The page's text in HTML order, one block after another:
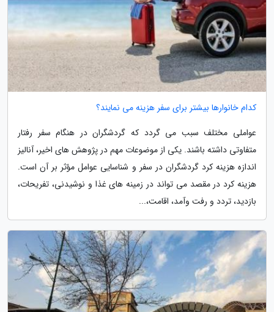
کدام خانوارها بیشتر برای سفر هزینه می نمایند؟
عواملی مختلف سبب می گردد که گردشگران در هنگام سفر رفتار
متفاوتی داشته باشند. یکی از موضوعات مهم در پژوهش های اخیر، آنالیز
اندازه هزینه کرد گردشگران در سفر و شناسایی عوامل مؤثر بر آن است.
هزینه کرد در مقصد می تواند در زمینه های غذا و نوشیدنی، تفریحات،
بازدید، تردد و رفت وآمد، اقامت،...